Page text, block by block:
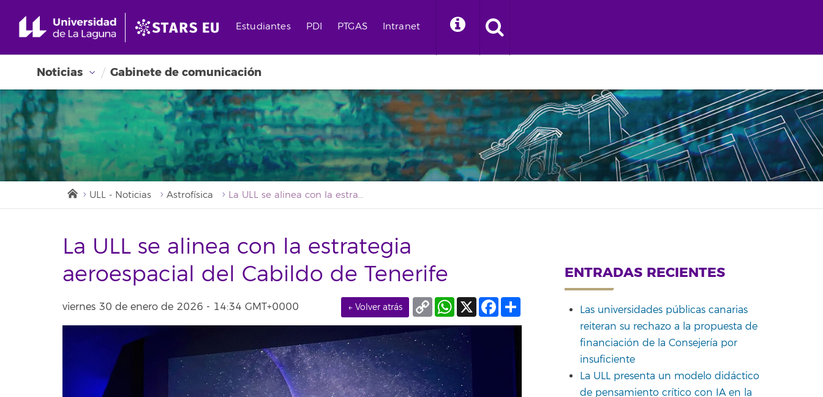
Estudiantes PDI PTGAS Intranet
Noticias Gabinete de comunicación
ULL - Noticias Astrofísica La ULL se alinea con la estrategia aeroespacial del Cabildo de Tenerife
La ULL se alinea con la estrategia
aeroespacial del Cabildo de Tenerife
viernes 30 de enero de 2026 - 14:34 GMT+0000 ← Volver atrás Facebook
X
WhatsApp
Copy
Link
ENTRADAS RECIENTES
Las universidades públicas canarias
reiteran su rechazo a la propuesta de
financiación de la Consejería por
insuficiente
La ULL presenta un modelo didáctico
de pensamiento crítico con IA en la